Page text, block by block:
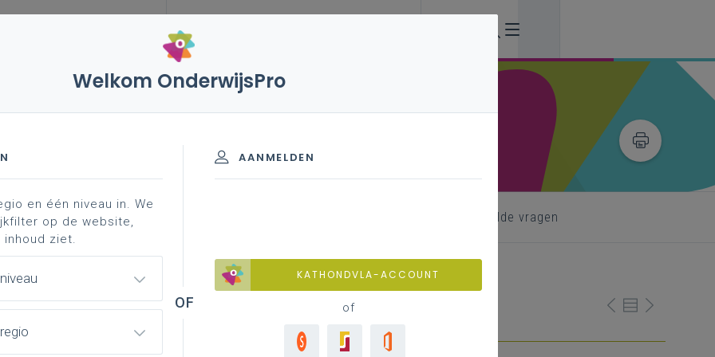
evaluatie-instrumenten
instrument? veelgestelde vragen
nagaan
Welkom OnderwijsPro
AANMELDEN
KATHONDVLA-ACCOUNT
of
en één niveau in. We
op de website,
ziet.